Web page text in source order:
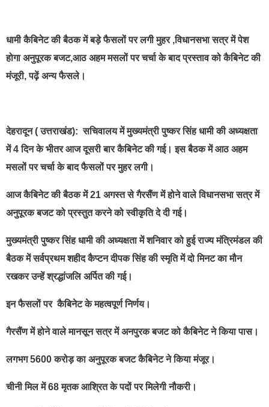
धामी कैबिनेट की बैठक में बड़े फैसलों पर लगी मुहर ,विधानसभा सत्र में पेश
होगा अनुपूरक बजट,आठ अहम मसलों पर चर्चा के बाद प्रस्ताव को कैबिनेट की
मंजूरी, पढ़ें अन्य फैसले।
देहरादून ( उत्तराखंड): सचिवालय में मुख्यमंत्री पुष्कर सिंह धामी की अध्यक्षता
में 4 दिन के भीतर आज दूसरी बार कैबिनेट की गई। इस बैठक में आठ अहम
मसलों पर चर्चा के बाद फैसलों पर मुहर लगी।
आज कैबिनेट की बैठक में 21 अगस्त से गैरसैंण में होने वाले विधानसभा सत्र में
अनुपूरक बजट को प्रस्तुत करने को स्वीकृति दे दी गई।
मुख्यमंत्री पुष्कर सिंह धामी की अध्यक्षता में शनिवार को हुई राज्य मंत्रिमंडल की
बैठक में सर्वप्रथम शहीद कैप्टन दीपक सिंह की स्मृति में दो मिनट का मौन
रखकर उन्हें श्रद्धांजलि अर्पित की गई।
इन फैसलों पर कैबिनेट के महत्वपूर्ण निर्णय।
गैरसैंण में होने वाले मानसून सत्र में अनपुरक बजट को कैबिनेट ने किया पास।
लगभग 5600 करोड़ का अनुपूरक बजट कैबिनेट ने किया मंजूर।
चीनी मिल में 68 मृतक आश्रित के पदों पर मिलेगी नौकरी।